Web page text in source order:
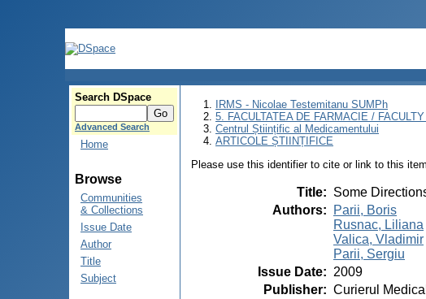
Search DSpace
Advanced Search
Home
Browse
Communities
& Collections
Issue Date
Author
Title
Subject
IRMS - Nicolae Testemitanu SUMPh
5. FACULTATEA DE FARMACIE /
Centrul Științific al Medicamentului
ARTICOLE ȘTIINȚIFICE
Please use this identifier to cite or link to this
Title: Some
Authors:
Parii, Boris
Rusnac, Liliana
Valica, Vladimir
Parii, Sergiu
Issue Date: 2009
Publisher: Curierul Medical